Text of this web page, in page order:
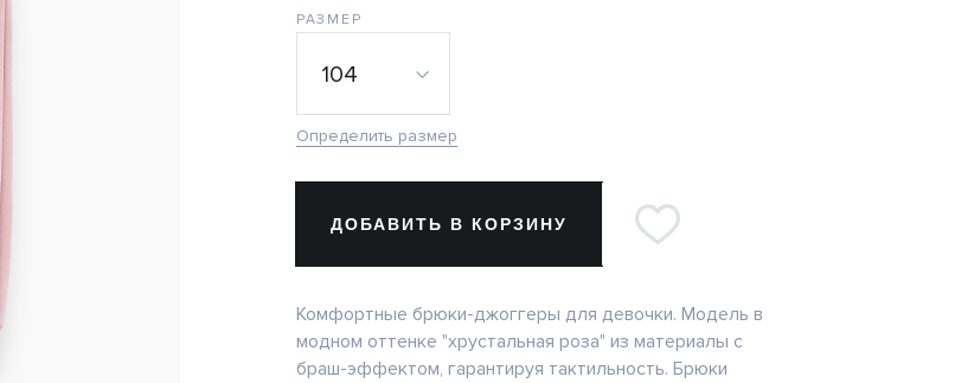
РАЗМЕР
104
Определить размер
ДОБАВИТЬ В КОРЗИНУ
Комфортные брюки-джоггеры для девочки. Модель в
модном оттенке "хрустальная роза" из материалы с
браш-эффектом, гарантируя тактильность. Брюки